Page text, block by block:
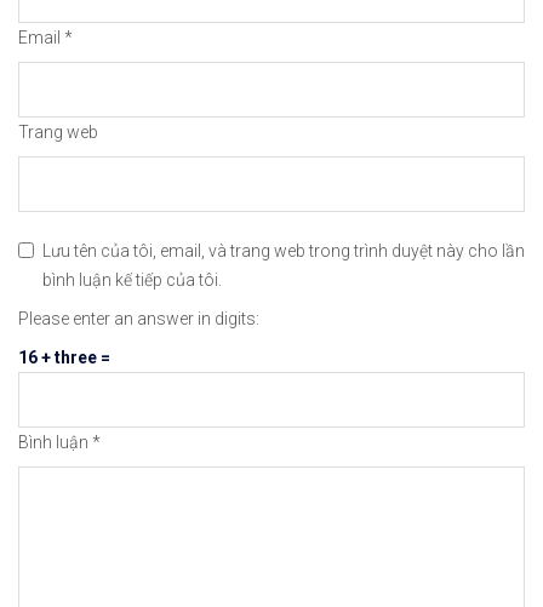
Email *
Trang web
Lưu tên của tôi, email, và trang web trong trình duyệt này cho lần
bình luận kế tiếp của tôi.
Please enter an answer in digits:
16 + three =
Bình luận *